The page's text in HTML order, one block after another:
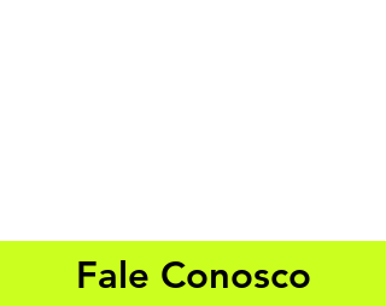
Fale Conosco